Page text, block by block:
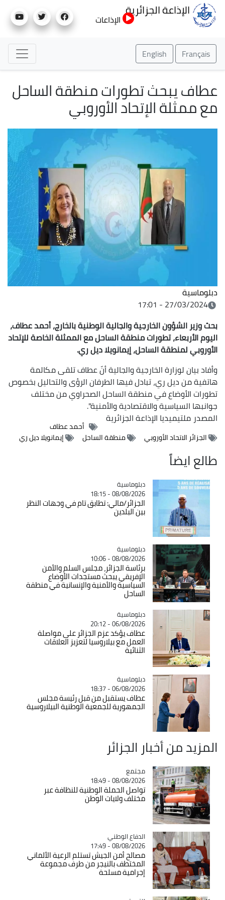
إلى
الإذاعة الجزائرية
الإذاعات
Français
English
عطاف يبحث تطورات منطقة الساحل
مع ممثلة الإتحاد الأوروبي
دبلوماسية
27/03/2024 - 17:01
بحث وزير الشؤون الخارجية والجالية الوطنية بالخارج، أحمد عطاف،
اليوم الأربعاء، تطورات منطقة الساحل مع الممثلة الخاصة للإتحاد
الأوروبي لمنطقة الساحل، إيمانويلا ديل ري.
وأفاد بيان لوزارة الخارجية والجالية أنّ عطاف تلقى مكالمة
هاتفية من ديل ري، تبادل فيها الطرفان الرؤى والتحاليل بخصوص
تطورات الأوضاع في منطقة الساحل الصحراوي من مختلف
جوانبها السياسية والاقتصادية والأمنية".
المصدرملتيميديا الإذاعة الجزائرية
أحمد عطاف
الجزائر الاتحاد الأوروبي
منطقة الساحل إيمانويلا ديل ري
طالع ايضاً
Catégorie
دبلوماسية
08/08/2026 - 18:15
الجزائر/مالي: تطابق تام في وجهات النظر
بين البلدين
Catégorie
دبلوماسية
08/08/2026 - 10:06
برئاسة الجزائر، مجلس السلم والأمن
الإفريقي يبحث مستجدات الأوضاع
السياسية والأمنية والإنسانية في منطقة
الساحل
Catégorie
دبلوماسية
06/08/2026 - 20:12
عطاف يؤكد عزم الجزائر على مواصلة
العمل مع بيلاروسيا لتعزيز العلاقات
الثنائية
Catégorie
دبلوماسية
06/08/2026 - 18:37
عطاف يستقبل من قبل رئيسة مجلس
الجمهورية للجمعية الوطنية البيلاروسية
المزيد من أخبار الجزائر
Catégorie
مجتمع
08/08/2026 - 18:49
تواصل الحملة الوطنية للنظافة عبر
مختلف ولايات الوطن
Catégorie
الدفاع الوطني
08/08/2026 - 17:49
مصالح أمن الجيش تستلم الرعية الألماني
المختطف بالنيجر من طرف مجموعة
إجرامية مسلحة